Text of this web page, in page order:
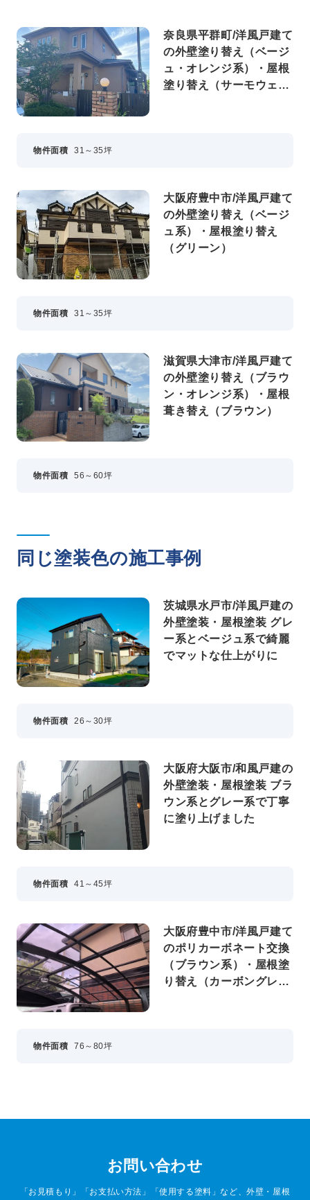
奈良県平群町/洋風戸建て
の外壁塗り替え（ベージ
ュ・オレンジ系）・屋根
塗り替え（サーモウェザ
物件面積 31～35坪
大阪府豊中市/洋風戸建て
の外壁塗り替え（ベージ
ュ系）・屋根塗り替え
（グリーン）
物件面積 31～35坪
滋賀県大津市/洋風戸建て
の外壁塗り替え（ブラウ
ン・オレンジ系）・屋根
葺き替え（ブラウン）
物件面積 56～60坪
同じ塗装色の施工事例
茨城県水戸市/洋風戸建の
外壁塗装・屋根塗装 グレ
ー系とベージュ系で綺麗
でマットな仕上がりに
物件面積 26～30坪
大阪府大阪市/和風戸建の
外壁塗装・屋根塗装 ブラ
ウン系とグレー系で丁寧
に塗り上げました
物件面積 41～45坪
大阪府豊中市/洋風戸建て
のポリカーボネート交換
（ブラウン系）・屋根塗
り替え（カーボングレ
物件面積 76～80坪
お問い合わせ
「お見積もり」「お支払い方法」「使用する塗料」など、外壁・屋根